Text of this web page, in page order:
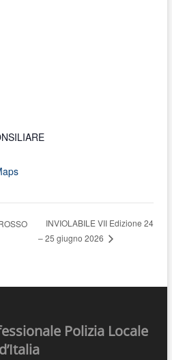
INVIOLABILE VII Edizione 24
– 25 giugno 2026
Polizia Locale
d’Italia